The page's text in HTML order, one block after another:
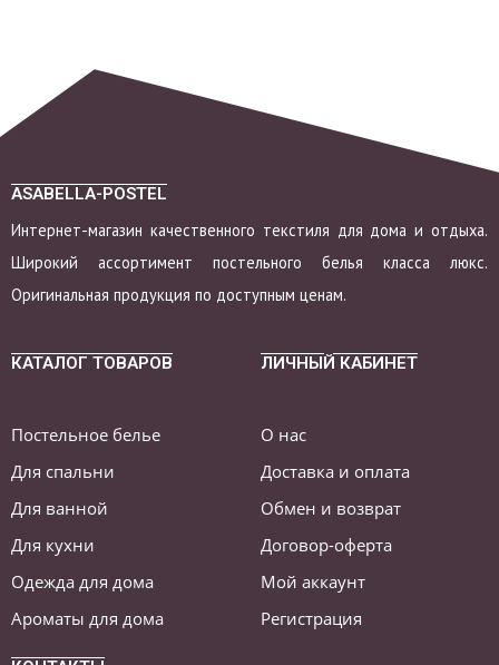
ASABELLA-POSTEL
Интернет-магазин качественного текстиля для дома и отдыха.
Широкий ассортимент постельного белья класса люкс.
Оригинальная продукция по доступным ценам.
КАТАЛОГ ТОВАРОВ
Постельное белье
Для спальни
Для ванной
Для кухни
Одежда для дома
Ароматы для дома
ЛИЧНЫЙ КАБИНЕТ
О нас
Доставка и оплата
Обмен и возврат
Договор-оферта
Мой аккаунт
Регистрация